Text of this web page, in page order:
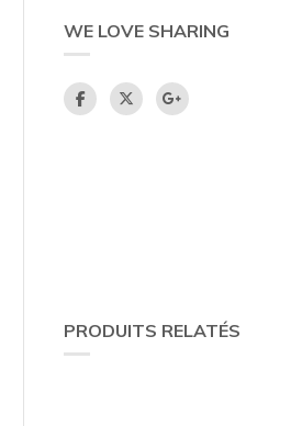
WE LOVE SHARING
PRODUITS RELATÉS